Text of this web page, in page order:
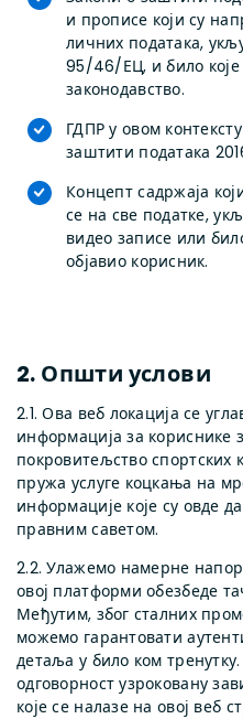
и прописе који су
личних података,
95/46/ЕЦ, и било
законодавство.
ГДПР у овом
заштити података
Концепт садржаја
се на све податке,
видео записе или
објавио корисник.
2. Општи услови
2.1. Ова веб локација се
информација за кориснике
покровитељство
пружа услуге коцкања на
информације које су овде
правним саветом.
2.2. Улажемо намерне
овој платформи обезбеде
Међутим, због сталних
можемо гарантовати
детаља у било ком
одговорност узроковану
које се налазе на овој веб